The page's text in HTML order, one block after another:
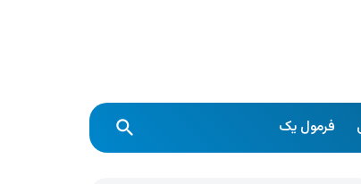
فرمول یک